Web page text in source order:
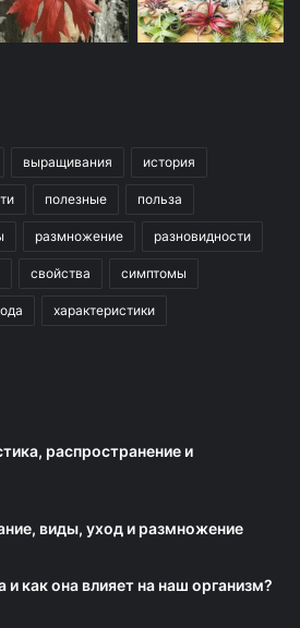
выращивания история
полезные польза
размножение разновидности
свойства симптомы
характеристики
распространение и
виды, уход и размножение
и как она влияет на наш организм?